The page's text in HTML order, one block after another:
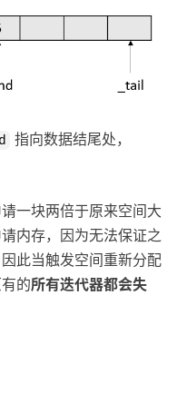
指向数据结尾处，
一块两倍于原来空间大
内存，因为无法保证之
此当触发空间重新分配
的所有迭代器都会失